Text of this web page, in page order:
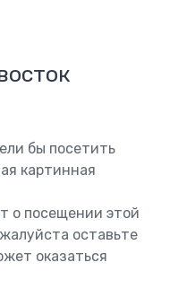
бы посетить
картинная
о посещении этой
оставьте
оказаться